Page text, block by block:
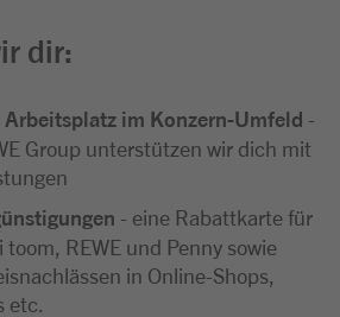
dir:
Arbeitsplatz im Konzern-Umfeld -
Group unterstützen wir dich mit
- eine Rabattkarte für
REWE und Penny sowie
in Online-Shops,
etc.